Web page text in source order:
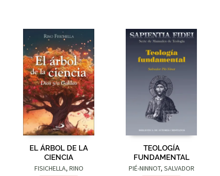
EL ÁRBOL DE LA
CIENCIA
FISICHELLA, RINO
TEOLOGÍA
FUNDAMENTAL
PIÉ-NINNOT, SALVADOR